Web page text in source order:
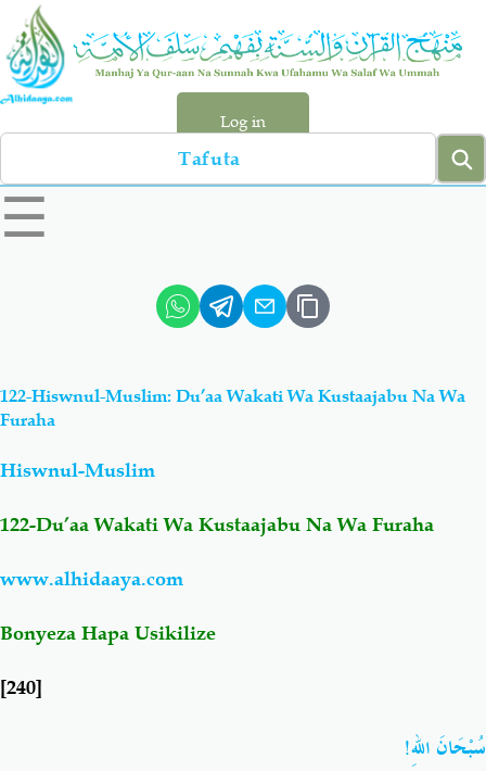
Skip
main
content
Log in
Search
left
sidebar
☰
Hadiyth
Aqiydah
Shirki & Kufru
122-Hiswnul-Muslim: Du’aa Wakati Wa Kustaajabu Na Wa
Furaha
Hiswnul-Muslim
122-Du’aa Wakati Wa Kustaajabu NaWa Furaha
www.alhidaaya.com
Bonyeza Hapa Usikilize
[240]
سُبْحَانَ اللهِ!